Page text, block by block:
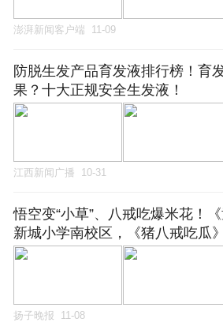
澎湃新闻客户端 11-09
防脱生发产品育发液排行榜！育
果？十大正规安全生发液！
江西新闻广播 10-31
悟空变“小草”、八戒吃爆米花！
新城小学南校区，《猪八戒吃瓜
扬子晚报 11-08